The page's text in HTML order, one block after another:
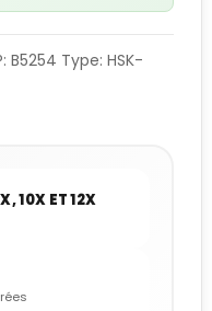
B5254 Type: HSK-
10X ET 12X